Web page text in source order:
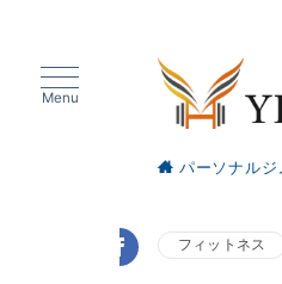
パーソナル
フィットネス
Menu